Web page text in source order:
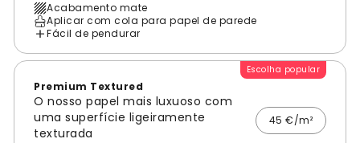
Acabamento mate
Aplicar com cola para papel de parede
Fácil de pendurar
Escolha popular
Premium Textured
O nosso papel mais luxuoso com
uma superfície ligeiramente
texturada
45 €/m²